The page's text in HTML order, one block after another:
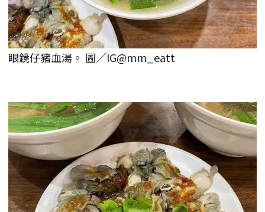
眼鏡仔豬血湯。 圖／IG@mm_eatt